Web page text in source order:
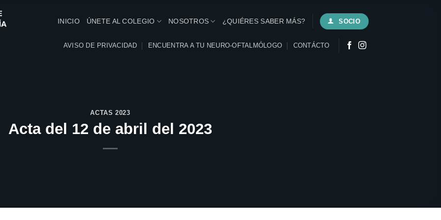
INICIO ÚNETE AL COLEGIO NOSOTROS ¿QUIÉRES SABER MÁS? SOCIO
AVISO DE PRIVACIDAD ENCUENTRA A TU NEURO-OFTALMÓLOGO CONTÁCTO
ACTAS 2023
Acta del 12 de abril del 2023